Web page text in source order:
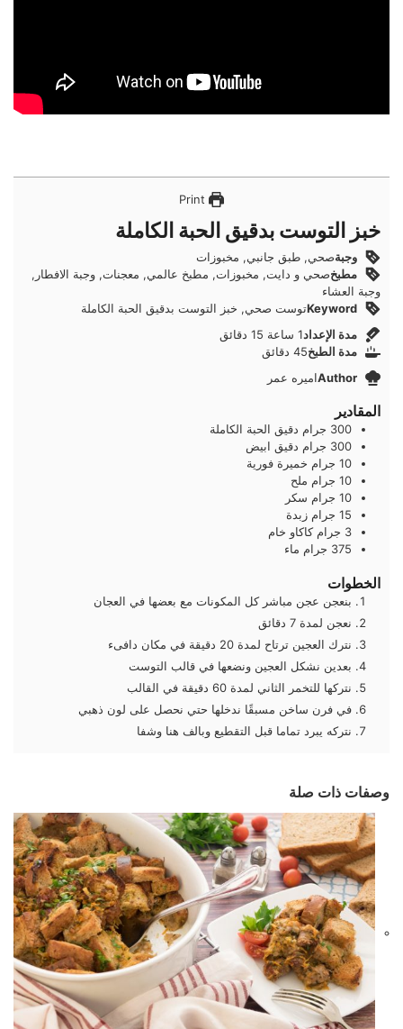
Print
خبز التوست بدقيق الحبة الكاملة
وجبةصحي, طبق جانبي, مخبوزات
مطبخصحي و دايت, مخبوزات, مطبخ عالمي, معجنات, وجبة الافطار,
وجبة العشاء
Keywordتوست صحي, خبز التوست بدقيق الحبة الكاملة
مدة الإعداد1ساعة
ساعة 15دقائق
دقائق
مدة الطبخ45دقائق
دقائق
Authorاميره عمر
المقادير
300 جرام دقيق الحبة الكاملة
300 جرام دقيق ابيض
10 جرام خميرة فورية
10 جرام ملح
10 جرام سكر
15 جرام زبدة
3 جرام كاكاو خام
375 جرام ماء
الخطوات
بنعجن عجن مباشر كل المكونات مع بعضها في العجان
نعجن لمدة 7 دقائق
نترك العجين ترتاح لمدة 20 دقيقة في مكان دافىء
بعدين نشكل العجين ونضعها في قالب التوست
نتركها للتخمر الثاني لمدة 60 دقيقة في القالب
في فرن ساخن مسبقًا ندخلها حتي نحصل على لون ذهبي
نتركه يبرد تماما قبل التقطيع وبالف هنا وشفا
وصفات ذات صلة